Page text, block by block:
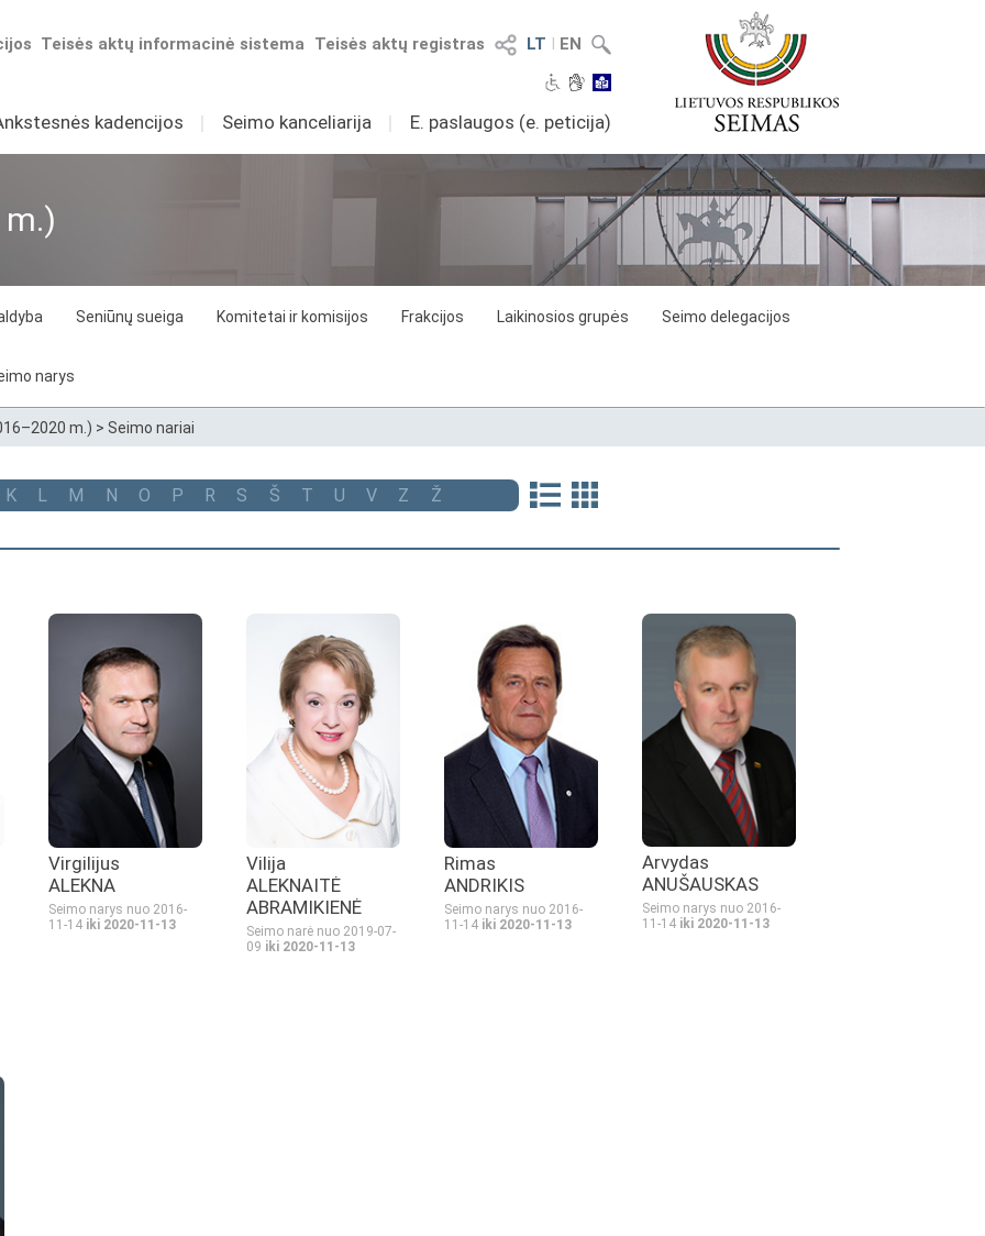
LT I EN
Teisės aktų registras
Teisės aktų informacinė sistema
kadencijos I Seimo kanceliarija I E. paslaugos (e. peticija)
Seniūnų sueiga Komitetai ir komisijos Frakcijos Laikinosios grupės
Seimo delegacijos
narys
m.) > Seimo nariai
K L M N O P R S Š T U V Z Ž
Virgilijus
ALEKNA
Seimo narys nuo 2016-
11-14 iki 2020-11-13
Vilija
ALEKNAITĖ
ABRAMIKIENĖ
Seimo narė nuo 2019-07-
09 iki 2020-11-13
Rimas
ANDRIKIS
Seimo narys nuo 2016-
11-14 iki 2020-11-13
Arvydas
ANUŠAUSKAS
Seimo narys nuo 2016-
11-14 iki 2020-11-13